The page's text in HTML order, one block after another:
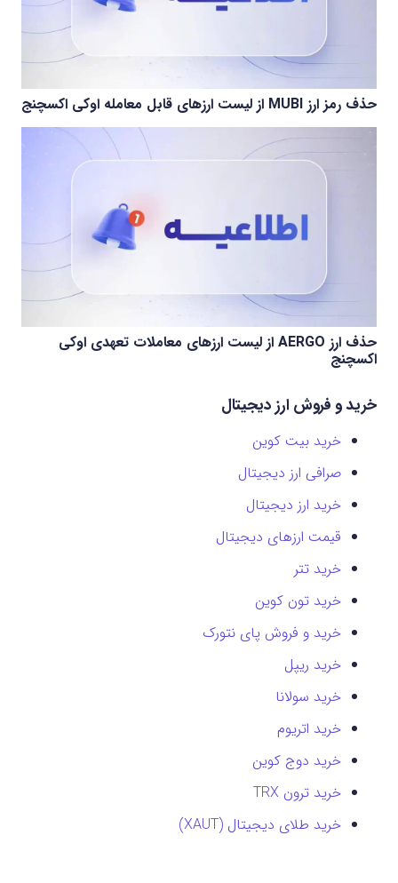
حذف رمز ارز MUBI از لیست ارزهای قابل معامله اوکی اکسچنج
حذف ارز AERGO از لیست ارزهای معاملات تعهدی اوکی
اکسچنج
خرید و فروش ارز دیجیتال
خرید بیت کوین
صرافی ارز دیجیتال
خرید ارز دیجیتال
قیمت ارزهای دیجیتال
خرید تتر
خرید تون کوین
خرید و فروش پای نتورک
خرید ریپل
خرید سولانا
خرید اتریوم
خرید دوج کوین
خرید ترون TRX
خرید طلای دیجیتال (XAUT)